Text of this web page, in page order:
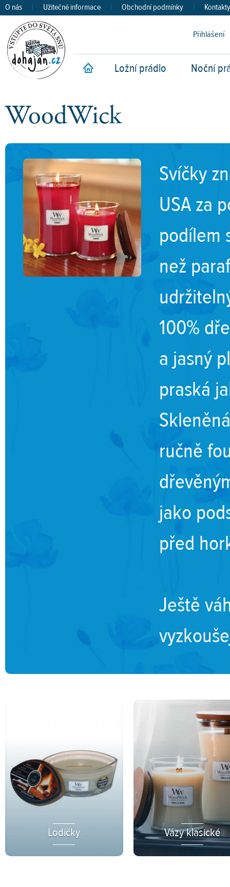
O nás | Užitečné informace | Obchodní podmínky | Kontakty
Přihlášení
Úvod
Ložní prádlo Noční
WoodWick
Svíčky
USA za
podílem
než
100%
a jasný
praská
ručně
jako
před
Ještě
Lodičky Vázy klasické